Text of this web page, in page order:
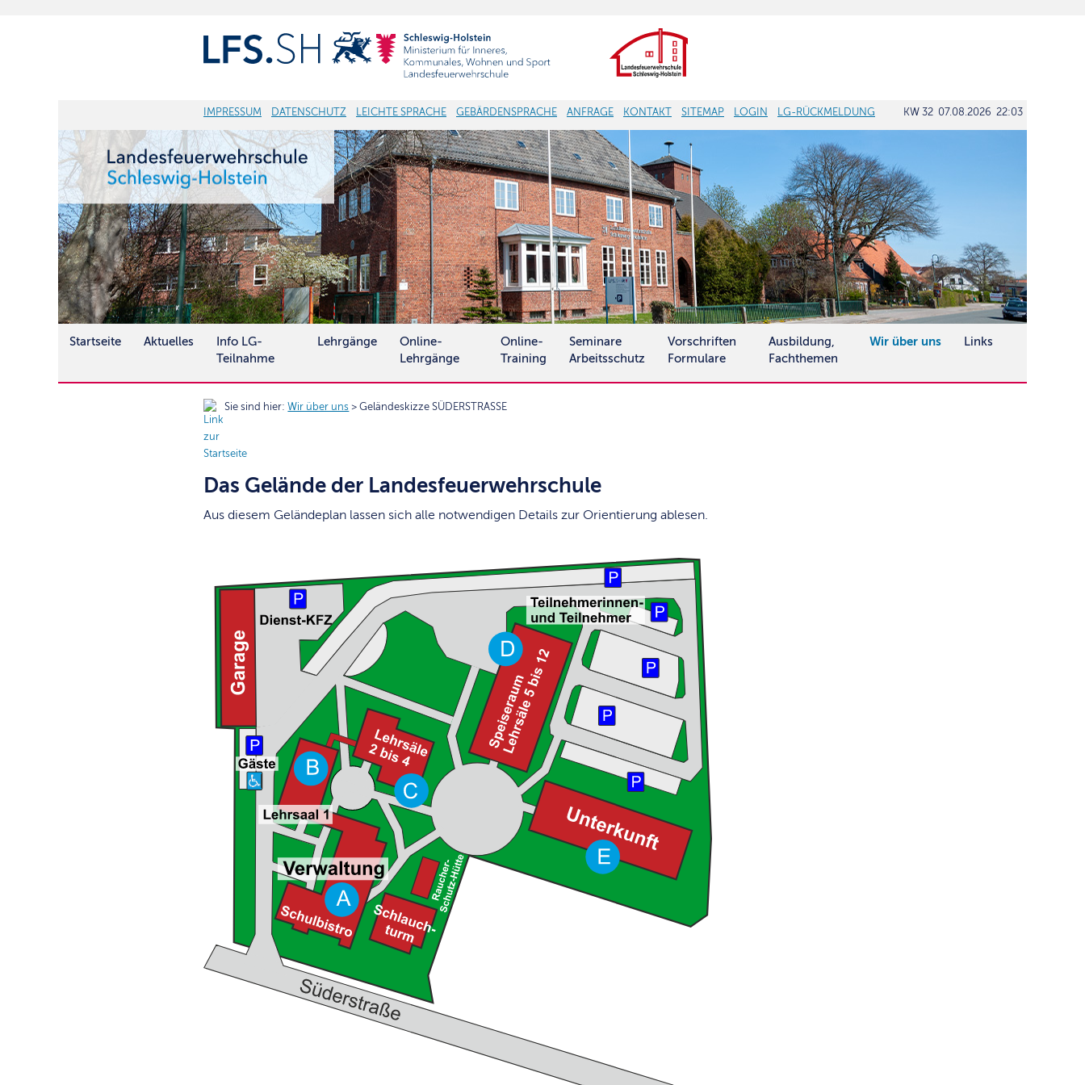
IMPRESSUM DATENSCHUTZ LEICHTE SPRACHE GEBÄRDENSPRACHE ANFRAGE KONTAKT SITEMAP LOGIN LG-RÜCKMELDUNG KW 32 07.08.2026 22:03
Startseite Aktuelles
Info LG-
Teilnahme
Lehrgänge
Online-
Lehrgänge
Online-
Training
Seminare
Arbeitsschutz
Vorschriften
Formulare
Ausbildung,
Fachthemen
Wir über uns Links
Sie sind hier:Wir über uns > Geländeskizze SÜDERSTRASSE
Das Gelände der Landesfeuerwehrschule
Aus diesem Geländeplan lassen sich alle notwendigen Details zur Orientierung ablesen.